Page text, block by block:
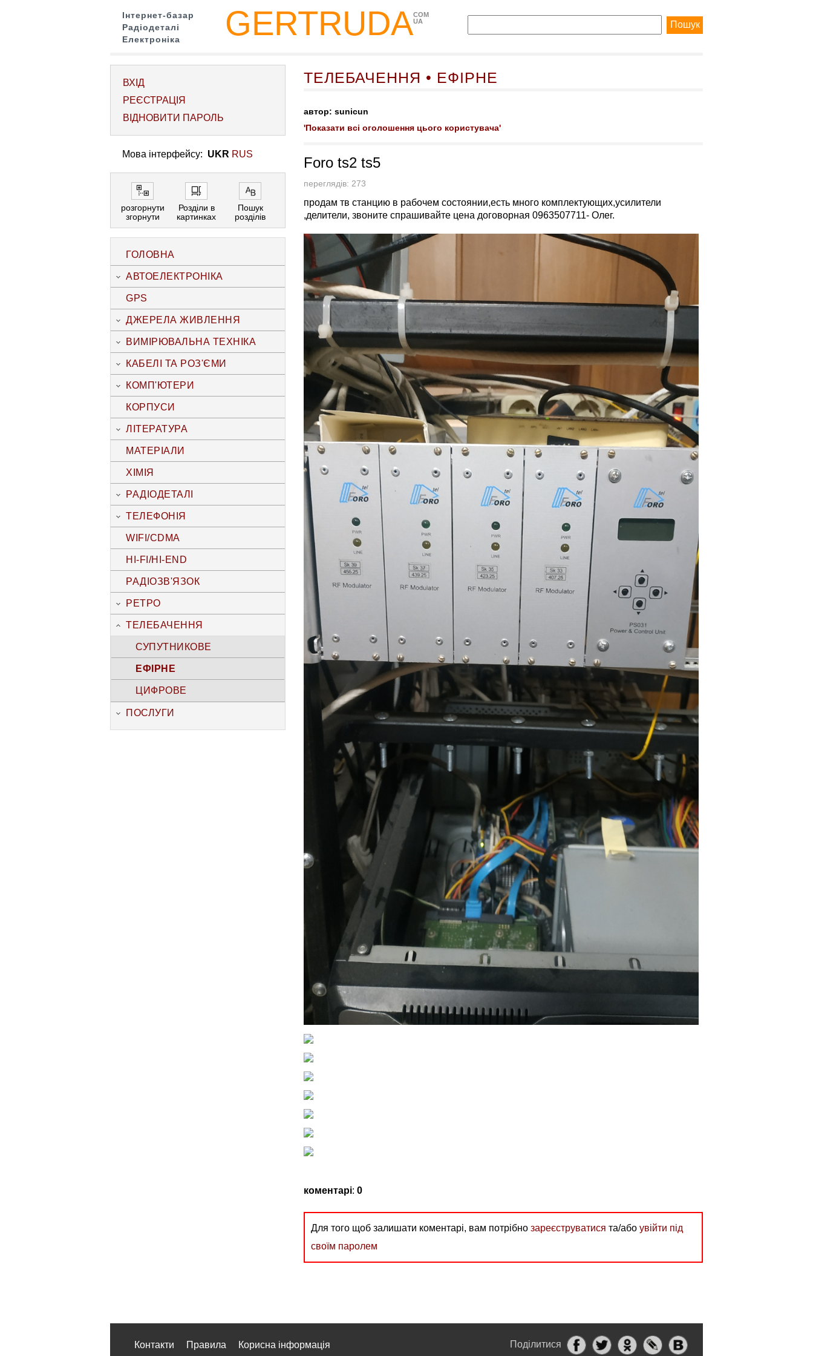
Інтернет-базар
Радіодеталі
Електроніка
GERTRUDACOM
UA
ВХІД
РЕЄСТРАЦІЯ
ВІДНОВИТИ ПАРОЛЬ
Мова інтерфейсу: UKR RUS
розгорнути
згорнути
Розділи в
картинках
Пошук
розділів
ГОЛОВНА
АВТОЕЛЕКТРОНІКА
GPS
ДЖЕРЕЛА ЖИВЛЕННЯ
ВИМІРЮВАЛЬНА ТЕХНІКА
КАБЕЛІ ТА РОЗ'ЄМИ
КОМП'ЮТЕРИ
КОРПУСИ
ЛІТЕРАТУРА
МАТЕРІАЛИ
ХІМІЯ
РАДІОДЕТАЛІ
ТЕЛЕФОНІЯ
WIFI/CDMA
HI-FI/HI-END
РАДІОЗВ'ЯЗОК
РЕТРО
ТЕЛЕБАЧЕННЯ
СУПУТНИКОВЕ
ЕФІРНЕ
ЦИФРОВЕ
ПОСЛУГИ
ТЕЛЕБАЧЕННЯ • ЕФІРНЕ
автор: sunicun
'Показати всі оголошення цього користувача'
Foro ts2 ts5
переглядів: 273
продам тв станцию в рабочем состоянии,есть много комплектующих,усилители
,делители, звоните спрашивайте цена договорная 0963507711- Олег.
коментарі: 0
Для того щоб залишати коментарі, вам потрібно зареєструватися та/або увійти під
своїм паролем
Поділитися
Контакти Правила Корисна інформація